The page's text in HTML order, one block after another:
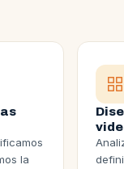
la